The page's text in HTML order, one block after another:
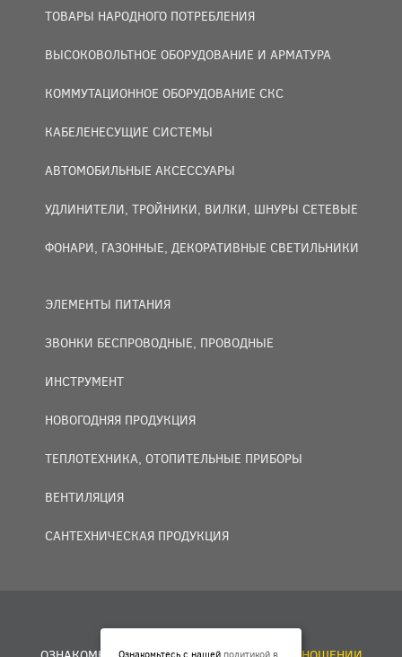
ТОВАРЫ НАРОДНОГО ПОТРЕБЛЕНИЯ
ВЫСОКОВОЛЬТНОЕ ОБОРУДОВАНИЕ И АРМАТУРА
КОММУТАЦИОННОЕ ОБОРУДОВАНИЕ СКС
КАБЕЛЕНЕСУЩИЕ СИСТЕМЫ
АВТОМОБИЛЬНЫЕ АКСЕССУАРЫ
УДЛИНИТЕЛИ, ТРОЙНИКИ, ВИЛКИ, ШНУРЫ СЕТЕВЫЕ
ФОНАРИ, ГАЗОННЫЕ, ДЕКОРАТИВНЫЕ СВЕТИЛЬНИКИ
ЭЛЕМЕНТЫ ПИТАНИЯ
ЗВОНКИ БЕСПРОВОДНЫЕ, ПРОВОДНЫЕ
ИНСТРУМЕНТ
НОВОГОДНЯЯ ПРОДУКЦИЯ
ТЕПЛОТЕХНИКА, ОТОПИТЕЛЬНЫЕ ПРИБОРЫ
ВЕНТИЛЯЦИЯ
САНТЕХНИЧЕСКАЯ ПРОДУКЦИЯ
Ознакомьтесь с нашей политикой в